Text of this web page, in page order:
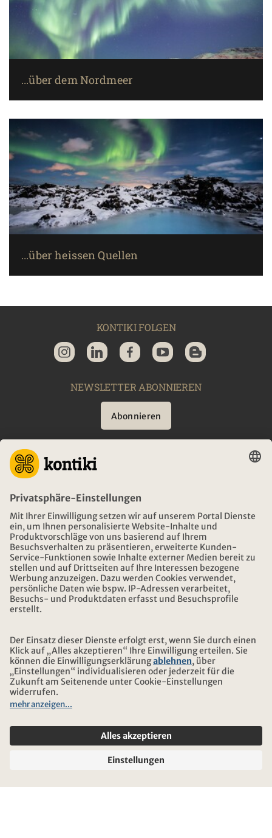
...über dem Nordmeer
...über heissen Quellen
KONTIKI FOLGEN
NEWSLETTER ABONNIEREN
Abonnieren
BERATUNG
NOTFALL AUF REISEN
ÖFFNUNGSZEITEN KONTIKI REISEN
DOWNLOAD UND LINKS
ADRESSE
ÜBER KONTIKI
UNSERE PARTNER
Reise-und Versicherungsbedingungen
Cookie-Einstellungen